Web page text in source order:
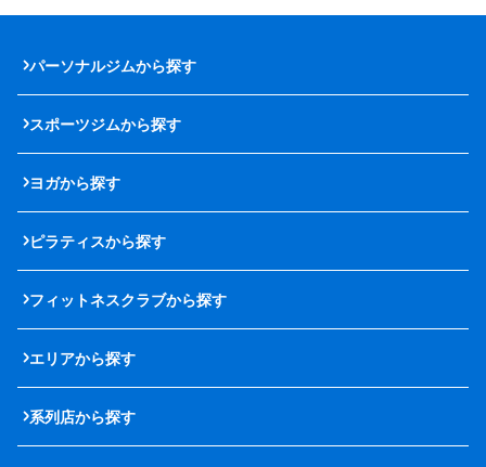
パーソナルジムから探す
スポーツジムから探す
ヨガから探す
ピラティスから探す
フィットネスクラブから探す
エリアから探す
系列店から探す